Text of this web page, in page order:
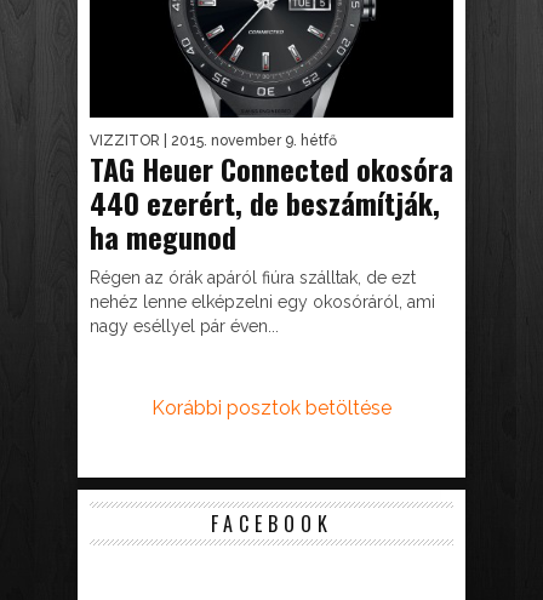
VIZZITOR | 2015. november 9. hétfő
TAG Heuer Connected okosóra
440 ezerért, de beszámítják,
ha megunod
Régen az órák apáról fiúra szálltak, de ezt
nehéz lenne elképzelni egy okosóráról, ami
nagy eséllyel pár éven...
Korábbi posztok betöltése
FACEBOOK